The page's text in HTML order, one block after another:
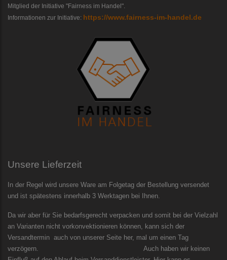
Mitglied der Initiative "Fairness im Handel".
Informationen zur Initiative: https://www.fairness-im-handel.de
Unsere Lieferzeit
In der Regel wird unsere Ware am Folgetag der Bestellung versendet
und ist spätestens innerhalb 3 Werktagen bei Ihnen.
Da wir aber für Sie bedarfsgerecht verpacken und somit bei der Vielzahl
an Varianten nicht vorkonvektionieren können, kann sich der
Versandtermin auch von unserer Seite her, mal um einen Tag
verzögern. Auch haben wir keinen